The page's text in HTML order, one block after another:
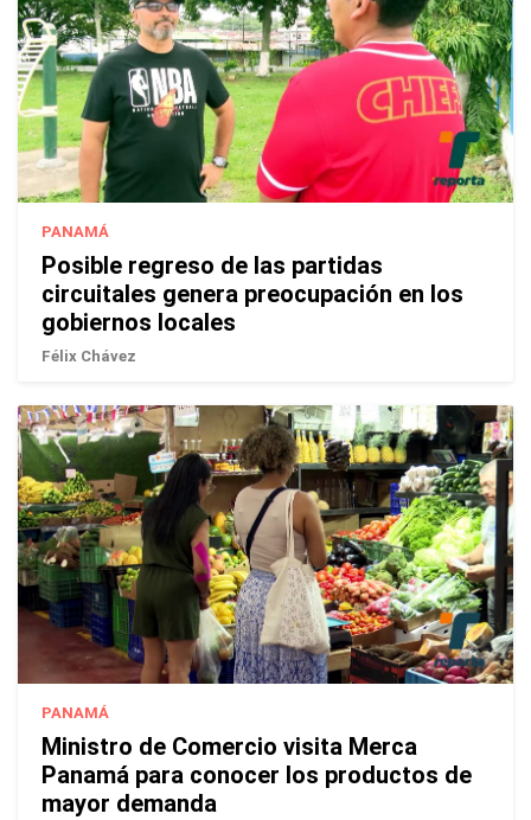
PANAMÁ
Posible regreso de las partidas
circuitales genera preocupación en los
gobiernos locales
Félix Chávez
PANAMÁ
Ministro de Comercio visita Merca
Panamá para conocer los productos de
mayor demanda